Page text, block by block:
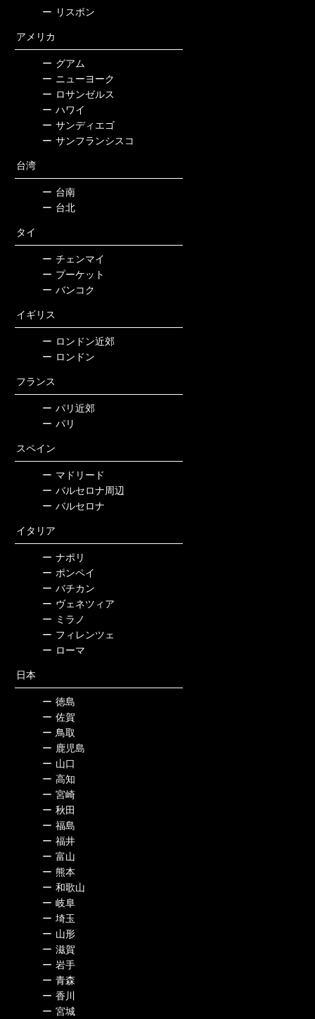
ー リスボン
アメリカ
ー グアム
ー ニューヨーク
ー ロサンゼルス
ー ハワイ
ー サンディエゴ
ー サンフランシスコ
台湾
ー 台南
ー 台北
タイ
ー チェンマイ
ー プーケット
ー バンコク
イギリス
ー ロンドン近郊
ー ロンドン
フランス
ー パリ近郊
ー パリ
スペイン
ー マドリード
ー バルセロナ周辺
ー バルセロナ
イタリア
ー ナポリ
ー ポンペイ
ー バチカン
ー ヴェネツィア
ー ミラノ
ー フィレンツェ
ー ローマ
日本
ー 徳島
ー 佐賀
ー 鳥取
ー 鹿児島
ー 山口
ー 高知
ー 宮崎
ー 秋田
ー 福島
ー 福井
ー 富山
ー 熊本
ー 和歌山
ー 岐阜
ー 埼玉
ー 山形
ー 滋賀
ー 岩手
ー 青森
ー 香川
ー 宮城